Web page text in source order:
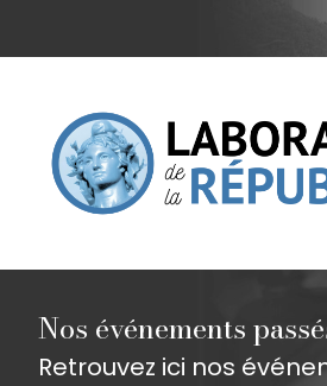
Nos événements
Retrouvez ici nos